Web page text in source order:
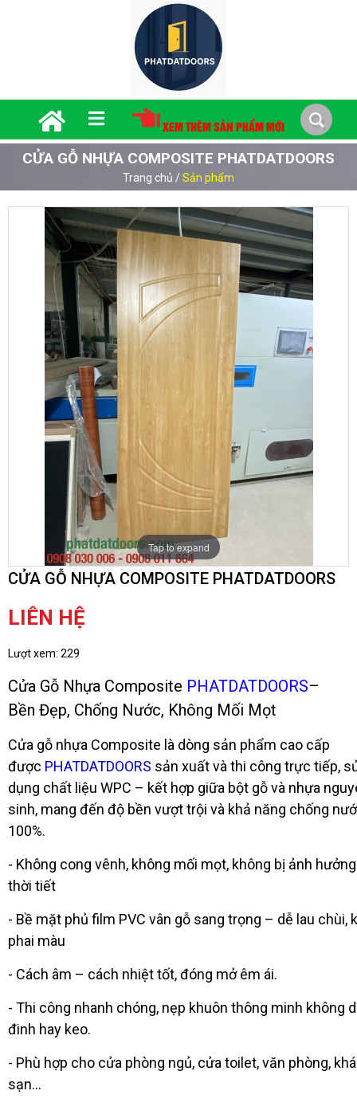
XEM THÊM SẢN PHẨM MỚI
CỬA GỖ NHỰA COMPOSITE PHATDATDOORS
Trang chủ / Sản phẩm
Tap to expand
CỬA GỖ NHỰA COMPOSITE PHATDATDOORS
LIÊN HỆ
Lượt xem: 229
Cửa Gỗ Nhựa Composite PHATDATDOORS–
Bền Đẹp, Chống Nước, Không Mối Mọt
Cửa gỗ nhựa Composite là dòng sản phẩm cao cấp
được PHATDATDOORS sản xuất và thi công trực tiếp,
dụng chất liệu WPC – kết hợp giữa bột gỗ và nhựa
sinh, mang đến độ bền vượt trội và khả năng chống
100%.
- Không cong vênh, không mối mọt, không bị ảnh
thời tiết
- Bề mặt phủ film PVC vân gỗ sang trọng – dễ lau chùi,
phai màu
- Cách âm – cách nhiệt tốt, đóng mở êm ái.
- Thi công nhanh chóng, nẹp khuôn thông minh không
đinh hay keo.
- Phù hợp cho cửa phòng ngủ, cửa toilet, văn phòng,
sạn…